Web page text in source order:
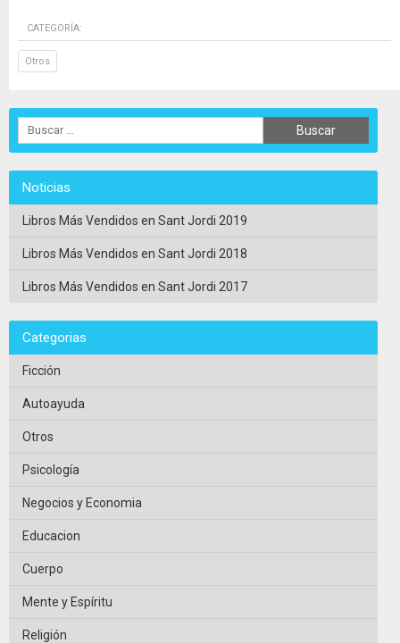
CATEGORÍA:
Otros
Noticias
Libros Más Vendidos en Sant Jordi 2019
Libros Más Vendidos en Sant Jordi 2018
Libros Más Vendidos en Sant Jordi 2017
Categorias
Ficción
Autoayuda
Otros
Psicología
Negocios y Economia
Educacion
Cuerpo
Mente y Espíritu
Religión